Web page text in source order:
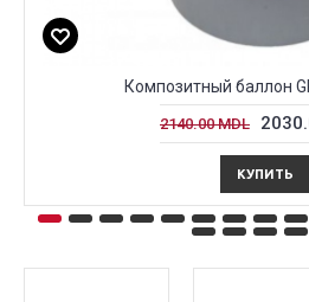
Композитный баллон
2140.00 MDL
КУПИТЬ